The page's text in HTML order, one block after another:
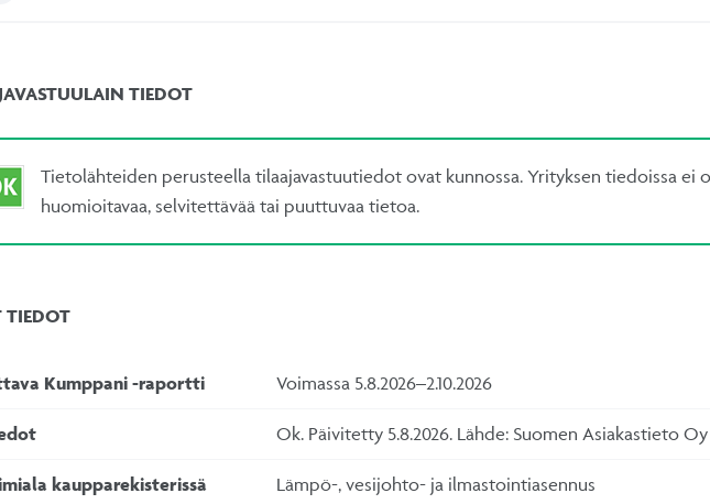
TIEDOT
Tietolähteiden perusteella tilaajavastuutiedot ovat kunnossa. Yrityksen tiedoissa ei
huomioitavaa, selvitettävää tai puuttuvaa tietoa.
TIEDOT
Kumppani -raportti Voimassa 5.8.2026–2.10.2026
Ok. Päivitetty 5.8.2026. Lähde: Suomen Asiakastieto Oy
kaupparekisterissä Lämpö-, vesijohto- ja ilmastointiasennus